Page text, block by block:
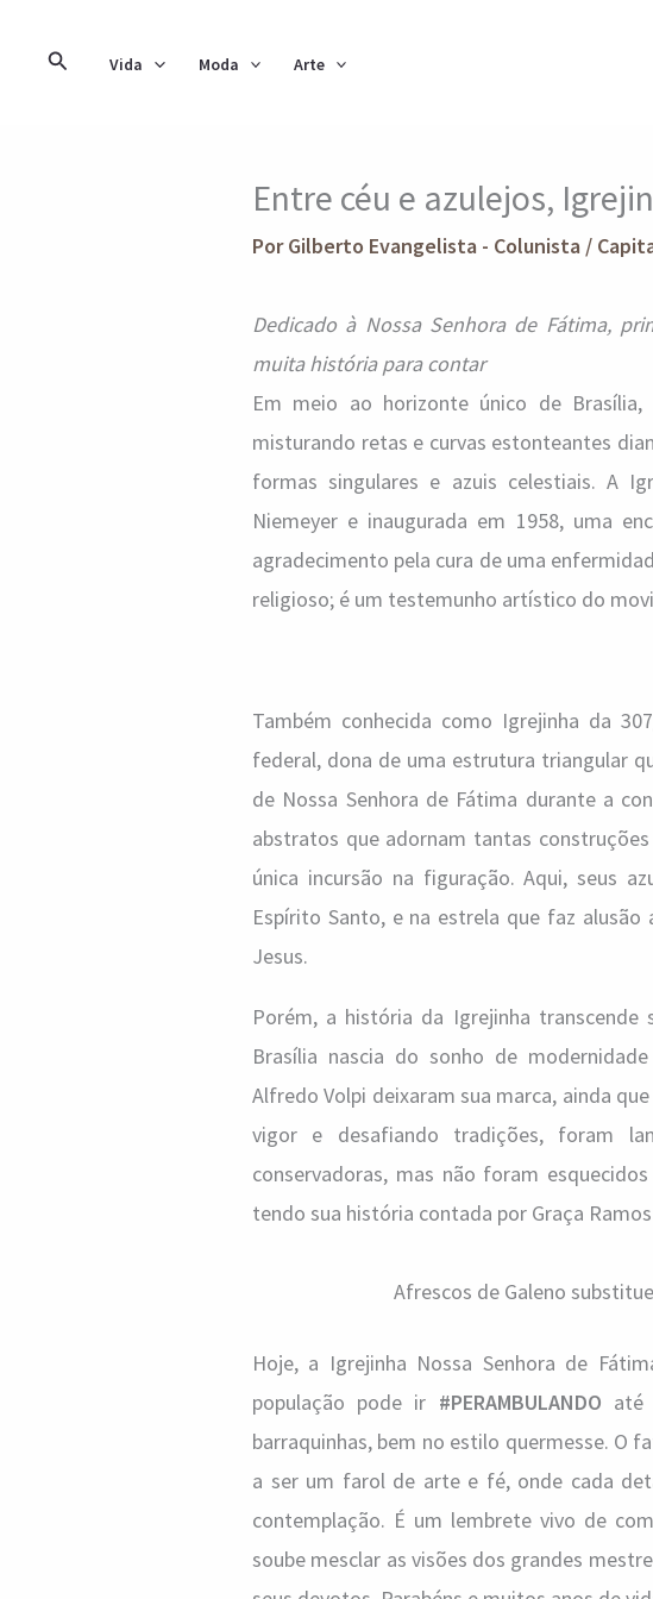
Pesquisar
Vida Moda Arte
Entre céu e azulejos,
PorGilberto Evangelista - Colunista /
Dedicado à Nossa Senhora de Fátima,
muita história para contar
Em meio ao horizonte único de
misturando retas e curvas estonteantes
formas singulares e azuis celestiais. A
Niemeyer e inaugurada em 1958, uma
agradecimento pela cura de uma
religioso; é um testemunho artístico do
Também conhecida como Igrejinha da
federal, dona de uma estrutura triangular
de Nossa Senhora de Fátima durante a
abstratos que adornam tantas
única incursão na figuração. Aqui, seus
Espírito Santo, e na estrela que faz
Jesus.
Porém, a história da Igrejinha
Brasília nascia do sonho de
Alfredo Volpi deixaram sua marca, ainda
vigor e desafiando tradições, foram
conservadoras, mas não foram
tendo sua história contada por Graça
Afrescos de Galeno
Hoje, a Igrejinha Nossa Senhora de
população pode ir #PERAMBULANDO até
barraquinhas, bem no estilo quermesse. O
a ser um farol de arte e fé, onde cada
contemplação. É um lembrete vivo de
soube mesclar as visões dos grandes